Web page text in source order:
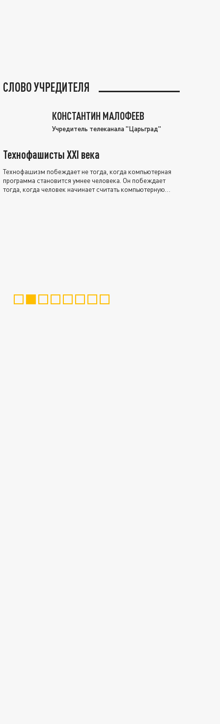
СЛОВО УЧРЕДИТЕЛЯ
КОНСТАНТИН МАЛОФЕЕВ
Учредитель телеканала "Царьград"
Технофашисты XXI века
Технофашизм побеждает не тогда, когда компьютерная
программа становится умнее человека. Он побеждает
тогда, когда человек начинает считать компьютерную